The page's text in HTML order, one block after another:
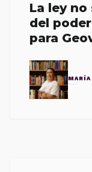
La ley
del
para
MARÍA